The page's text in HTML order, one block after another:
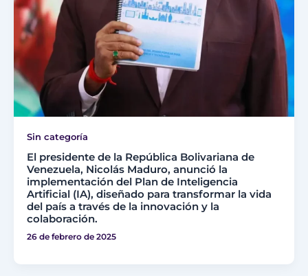
Sin categoría
El presidente de la República Bolivariana de
Venezuela, Nicolás Maduro, anunció la
implementación del Plan de Inteligencia
Artificial (IA), diseñado para transformar la vida
del país a través de la innovación y la
colaboración.
26 de febrero de 2025